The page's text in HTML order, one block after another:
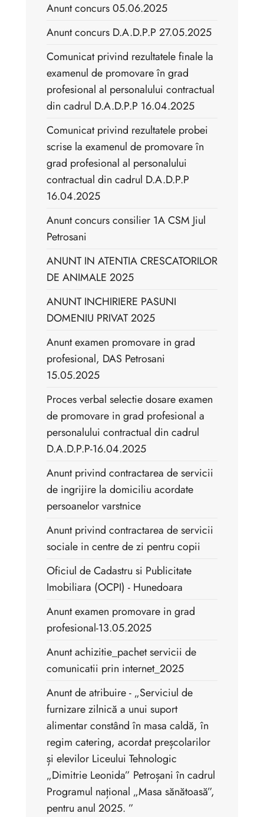
Anunt concurs 05.06.2025
Anunt concurs D.A.D.P.P 27.05.2025
Comunicat privind rezultatele finale la
examenul de promovare în grad
profesional al personalului contractual
din cadrul D.A.D.P.P 16.04.2025
Comunicat privind rezultatele probei
scrise la examenul de promovare în
grad profesional al personalului
contractual din cadrul D.A.D.P.P
16.04.2025
Anunt concurs consilier 1A CSM Jiul
Petrosani
ANUNT IN ATENTIA CRESCATORILOR
DE ANIMALE 2025
ANUNT INCHIRIERE PASUNI
DOMENIU PRIVAT 2025
Anunt examen promovare in grad
profesional, DAS Petrosani
15.05.2025
Proces verbal selectie dosare examen
de promovare in grad profesional a
personalului contractual din cadrul
D.A.D.P.P-16.04.2025
Anunt privind contractarea de servicii
de ingrijire la domiciliu acordate
persoanelor varstnice
Anunt privind contractarea de servicii
sociale in centre de zi pentru copii
Oficiul de Cadastru si Publicitate
Imobiliara (OCPI) - Hunedoara
Anunt examen promovare in grad
profesional-13.05.2025
Anunt achizitie_pachet servicii de
comunicatii prin internet_2025
Anunt de atribuire - „Serviciul de
furnizare zilnică a unui suport
alimentar constând în masa caldă, în
regim catering, acordat preșcolarilor
și elevilor Liceului Tehnologic
„Dimitrie Leonida” Petroșani în cadrul
Programul național „Masa sănătoasă”,
pentru anul 2025. ”